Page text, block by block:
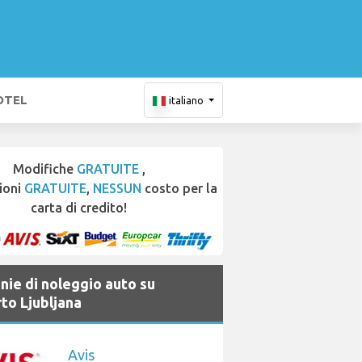
italiano
Modifiche GRATUITE,
GRATUITE, NESSUN costo per la
carta di credito!
di noleggio auto su
Ljubljana
Avis